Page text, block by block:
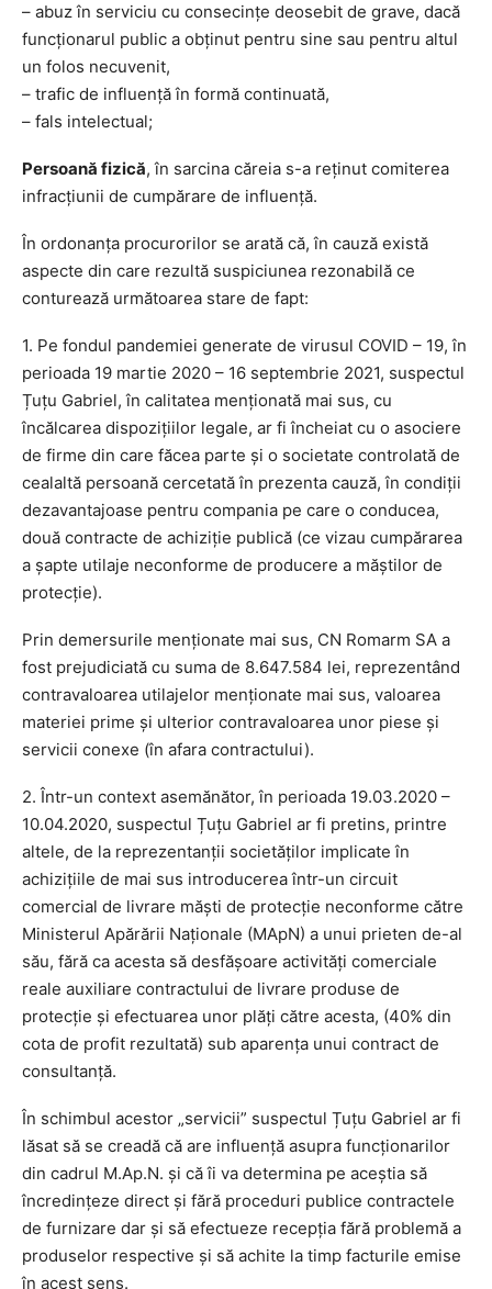
– abuz în serviciu cu consecințe deosebit de grave, dacă
funcționarul public a obținut pentru sine sau pentru altul
un folos necuvenit,
– trafic de influență în formă continuată,
– fals intelectual;
Persoană fizică, în sarcina căreia s-a reținut comiterea
infracțiunii de cumpărare de influență.
În ordonanța procurorilor se arată că, în cauză există
aspecte din care rezultă suspiciunea rezonabilă ce
conturează următoarea stare de fapt:
1. Pe fondul pandemiei generate de virusul COVID – 19, în
perioada 19 martie 2020 – 16 septembrie 2021, suspectul
Țuțu Gabriel, în calitatea menționată mai sus, cu
încălcarea dispozițiilor legale, ar fi încheiat cu o asociere
de firme din care făcea parte și o societate controlată de
cealaltă persoană cercetată în prezenta cauză, în condiții
dezavantajoase pentru compania pe care o conducea,
două contracte de achiziție publică (ce vizau cumpărarea
a șapte utilaje neconforme de producere a măștilor de
protecție).
Prin demersurile menționate mai sus, CN Romarm SA a
fost prejudiciată cu suma de 8.647.584 lei, reprezentând
contravaloarea utilajelor menționate mai sus, valoarea
materiei prime și ulterior contravaloarea unor piese și
servicii conexe (în afara contractului).
2. Într-un context asemănător, în perioada 19.03.2020 –
10.04.2020, suspectul Țuțu Gabriel ar fi pretins, printre
altele, de la reprezentanții societăților implicate în
achizițiile de mai sus introducerea într-un circuit
comercial de livrare măști de protecție neconforme către
Ministerul Apărării Naționale (MApN) a unui prieten de-al
său, fără ca acesta să desfășoare activități comerciale
reale auxiliare contractului de livrare produse de
protecție și efectuarea unor plăți către acesta, (40% din
cota de profit rezultată) sub aparența unui contract de
consultanță.
În schimbul acestor „servicii” suspectul Țuțu Gabriel ar fi
lăsat să se creadă că are influență asupra funcționarilor
din cadrul M.Ap.N. și că îi va determina pe aceștia să
încredințeze direct și fără proceduri publice contractele
de furnizare dar și să efectueze recepția fără problemă a
produselor respective și să achite la timp facturile emise
în acest sens.